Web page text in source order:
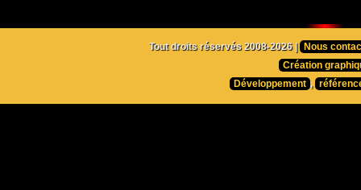
Tout droits réservés 2008-2026 |
Nous
Création
Développement ,